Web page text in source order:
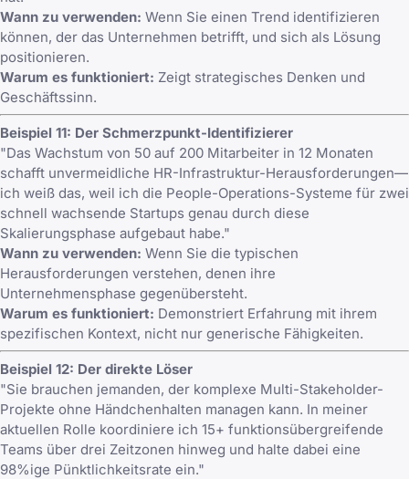
Wann zu verwenden: Wenn Sie einen Trend identifizieren
können, der das Unternehmen betrifft, und sich als Lösung
positionieren.
Warum es funktioniert: Zeigt strategisches Denken und
Geschäftssinn.
Beispiel 11: Der Schmerzpunkt-Identifizierer
"Das Wachstum von 50 auf 200 Mitarbeiter in 12 Monaten
schafft unvermeidliche HR-Infrastruktur-Herausforderungen—
ich weiß das, weil ich die People-Operations-Systeme für zwei
schnell wachsende Startups genau durch diese
Skalierungsphase aufgebaut habe."
Wann zu verwenden: Wenn Sie die typischen
Herausforderungen verstehen, denen ihre
Unternehmensphase gegenübersteht.
Warum es funktioniert: Demonstriert Erfahrung mit ihrem
spezifischen Kontext, nicht nur generische Fähigkeiten.
Beispiel 12: Der direkte Löser
"Sie brauchen jemanden, der komplexe Multi-Stakeholder-
Projekte ohne Händchenhalten managen kann. In meiner
aktuellen Rolle koordiniere ich 15+ funktionsübergreifende
Teams über drei Zeitzonen hinweg und halte dabei eine
98%ige Pünktlichkeitsrate ein."